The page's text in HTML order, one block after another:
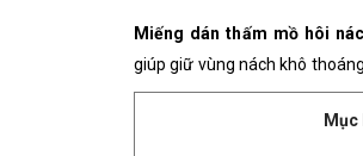
Miếng dán thấm mồ hôi
giúpgiữ vùng nách khô